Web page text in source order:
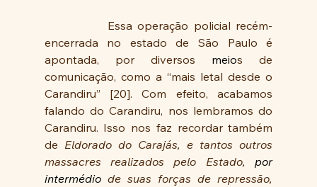
Essa operação policial recém-
encerrada no estado de São Paulo é
apontada, por diversos meios de
comunicação, como a “mais letal desde o
Carandiru” [20]. Com efeito, acabamos
falando do Carandiru, nos lembramos do
Carandiru. Isso nos faz recordar também
de Eldorado do Carajás, e tantos outros
massacres realizados pelo Estado, por
intermédio de suas forças de repressão,